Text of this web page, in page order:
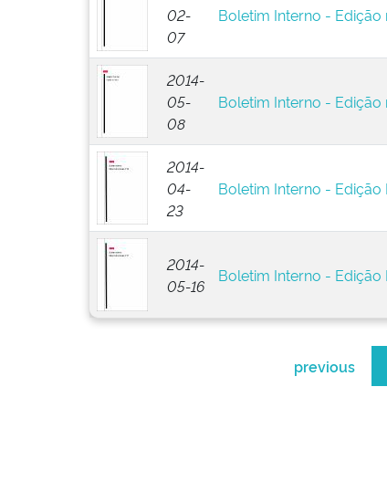
02-
07
Boletim Interno - Edição
2014-
05-
08
Boletim Interno - Edição
2014-
04-
23
Boletim Interno - Edição
2014-
05-16
Boletim Interno - Edição
previous